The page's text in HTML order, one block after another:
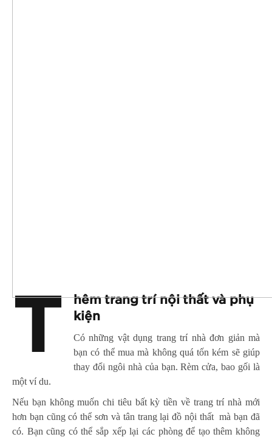
T
hêm trang trí nội thất và phụ
kiện
Có những vật dụng trang trí nhà đơn giản mà
bạn có thể mua mà không quá tốn kém sẽ giúp
thay đổi ngôi nhà của bạn. Rèm cửa, bao gối là
một ví du.
Nếu bạn không muốn chi tiêu bất kỳ tiền về trang trí nhà mới
hơn bạn cũng có thể sơn và tân trang lại đồ nội thất mà bạn đã
có. Bạn cũng có thể sắp xếp lại các phòng để tạo thêm không